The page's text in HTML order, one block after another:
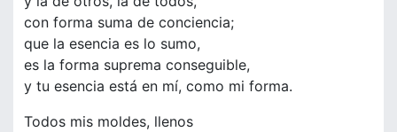
con forma suma de conciencia;
que la esencia es lo sumo,
es la forma suprema conseguible,
y tu esencia está en mí, como mi forma.
Todos mis moldes, llenos